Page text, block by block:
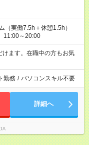
11:00～20:00
けます。在職中の方もお気
勤務 / パソコンスキル不要
詳細へ